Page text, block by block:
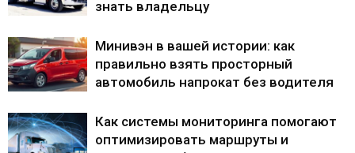
знать владельцу
Минивэн в вашей истории: как
правильно взять просторный
автомобиль напрокат без водителя
Как системы мониторинга помогают
оптимизировать маршруты и